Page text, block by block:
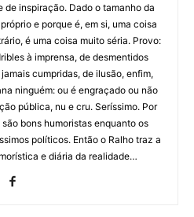
inspiração. Dado o tamanho da
e porque é, em si, uma coisa
é uma coisa muito séria. Provo:
à imprensa, de desmentidos
cumpridas, de ilusão, enfim,
ninguém: ou é engraçado ou não
pública, nu e cru. Seríssimo. Por
bons humoristas enquanto os
políticos. Então o Ralho traz a
e diária da realidade…